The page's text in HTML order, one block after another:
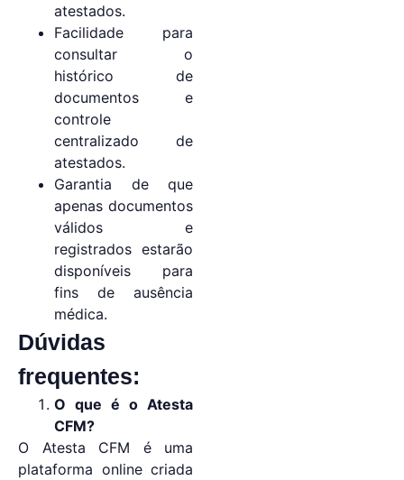
atestados.
Facilidade para
consultar o
histórico de
documentos e
controle
centralizado de
atestados.
Garantia de que
apenas documentos
válidos e
registrados estarão
disponíveis para
fins de ausência
médica.
Dúvidas
frequentes:
O que é o Atesta
CFM?
O Atesta CFM é uma
plataforma online criada